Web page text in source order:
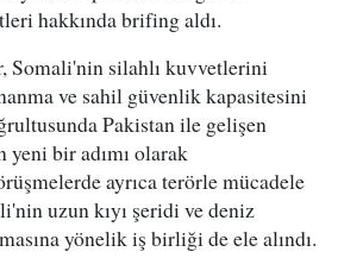
hakkında brifing aldı.
Somali'nin silahlı kuvvetlerini
ve sahil güvenlik kapasitesini
Pakistan ile gelişen
bir adımı olarak
ayrıca terörle mücadele
uzun kıyı şeridi ve deniz
yönelik iş birliği de ele alındı.